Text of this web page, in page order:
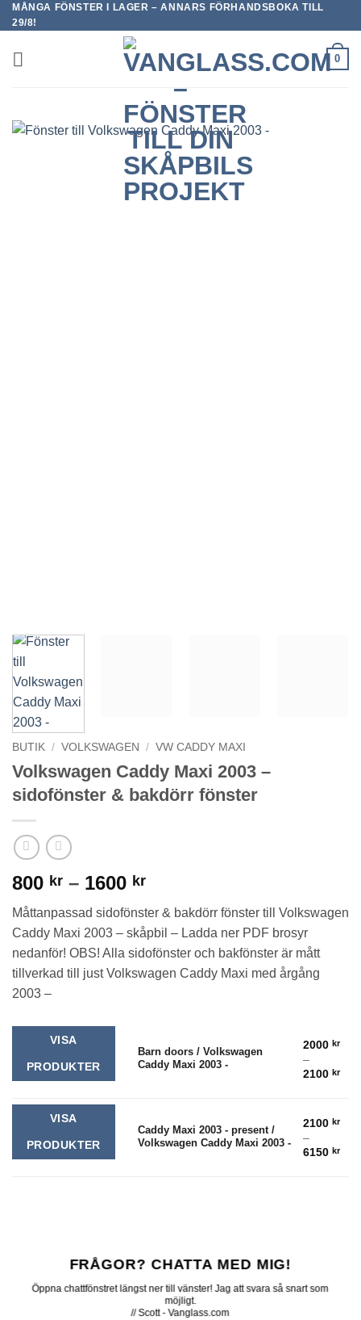
Skip
to
content
MÅNGA FÖNSTER I LAGER – ANNARS FÖRHANDSBOKA TILL
29/8!
0
BUTIK / VOLKSWAGEN / VW CADDY MAXI
Volkswagen Caddy Maxi 2003 –
sidofönster & bakdörr fönster
800 kr – 1600 krPrisintervall:
till
1600 kr
Måttanpassad sidofönster & bakdörr fönster till Volkswagen
Caddy Maxi 2003 – skåpbil – Ladda ner PDF brosyr
nedanför! OBS! Alla sidofönster och bakfönster är mått
tillverkad till just Volkswagen Caddy Maxi med årgång
2003 –
VISA
PRODUKTER
Barn doors / Volkswagen
Caddy Maxi 2003 -
2000kr
–
2100kr
VISA
PRODUKTER
Caddy Maxi 2003 - present /
Volkswagen Caddy Maxi 2003 -
2100kr
–
6150kr
FRÅGOR? CHATTA MED MIG!
Öppna chattfönstret längst ner till vänster! Jag att svara så snart som
möjligt.
// Scott - Vanglass.com